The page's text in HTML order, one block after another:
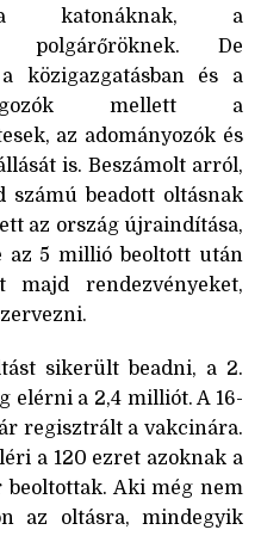
katonáknak, a
polgárőröknek. De
közigazgatásban és a
mellett a
az adományozók és
is. Beszámolt arról,
számú beadott oltásnak
az ország újraindítása,
az 5 millió beoltott után
rendezvényeket,
sikerült beadni, a 2.
elérni a 2,4 milliót. A 16-
regisztrált a vakcinára.
a 120 ezret azoknak a
beoltottak. Aki még nem
az oltásra, mindegyik